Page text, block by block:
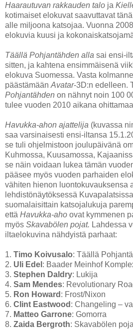
Haarautuvan rakkauden talo ja
kotimaiset elokuvat saavuttavat
alle miljoona katsojaa. Vuonna
elokuvia kuusi ja
Täällä Pohjantähden alla sai ensi-
sitten, ja kahtena ensimmäisenä
elokuva Suomessa. Vasta
päästämään Avatar-3D:n edelleen.
Pohjantähden on nähnyt noin 100
tulee vuoden 2010 aikana
Havukka-ahon ajattelija (kuvassa
saa varsinaisesti ensi-iltansa
se tuli ohjelmistoon joulupäivänä
Kuhmossa, Kuusamossa,
se näin voidaan lukea tämän
pääsee myös vuoden parhaiden
vähiten hienon luontokuvauksensa
lehdistönäytöksessä
suomalaisittain katsojalukuja
että Havukka-aho ovat kymmenen
myös Skavabölen pojat. Lahdessa
iltaelokuvina nähdyistä parhaat:
1. Timo Koivusalo: Täällä
2. Uli Edel : Baader Meinhof
3. Stephen Daldry: Lukija
4. Sam Mendes: Revolutionary
5. Ron Howard : Frost/Nixon
6. Clint Eastwood : Changeling –
7. Matteo Garrone: Gomorra
8. Zaida Bergroth: Skavabölen